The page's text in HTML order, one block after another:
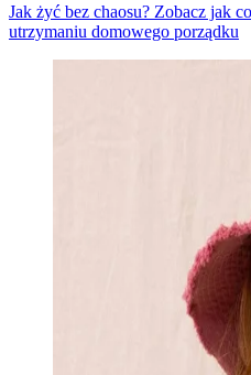
Jak żyć bez chaosu? Zobacz jak
utrzymaniu domowego porządku